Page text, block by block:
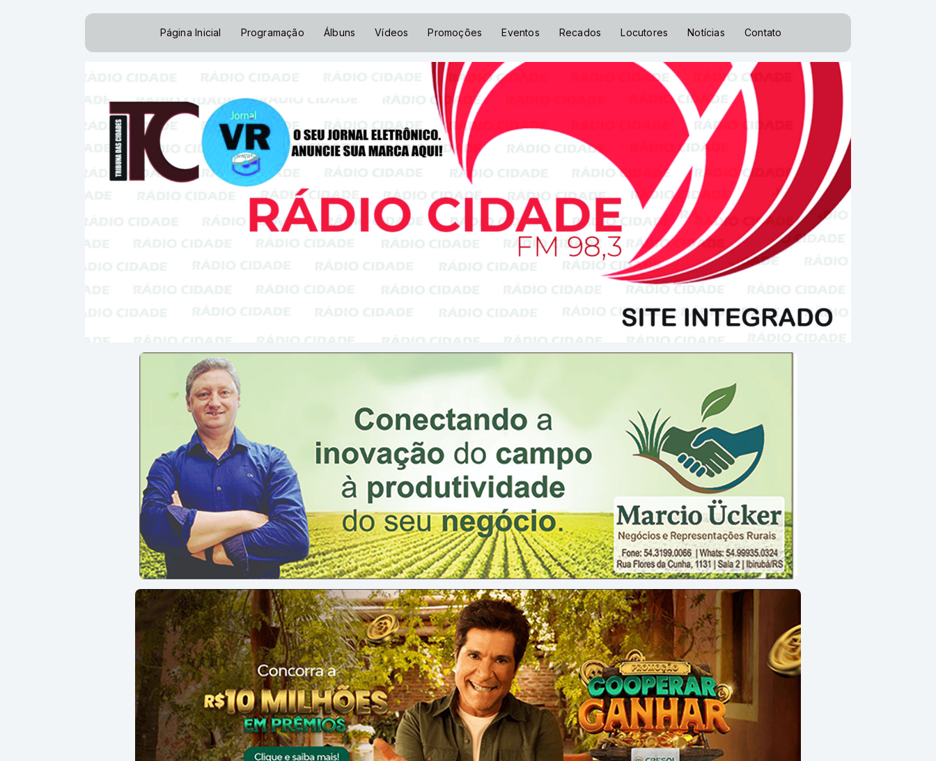
Página Inicial Programação Álbuns Vídeos Promoções Eventos Recados Locutores Notícias Contato